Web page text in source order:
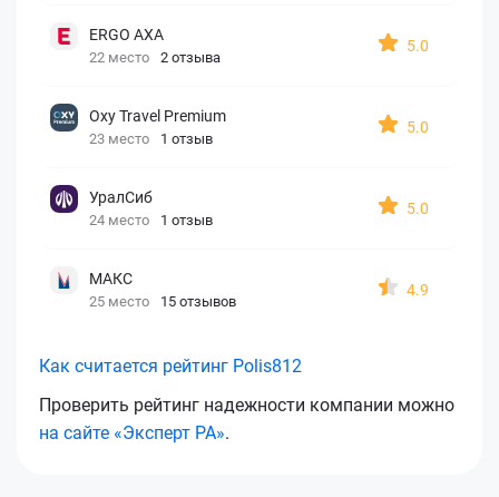
ERGO AXA
22 место 2 отзыва
5.0
Oxy Travel Premium
23 место 1 отзыв
5.0
УралСиб
24 место 1 отзыв
5.0
МАКС
25 место 15 отзывов
4.9
Как считается рейтинг Polis812
Проверить рейтинг надежности компании можно
на сайте «Эксперт РА».